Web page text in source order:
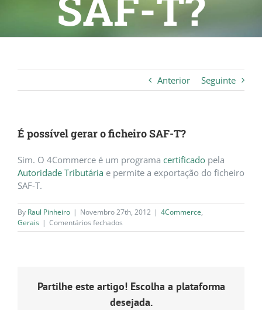
Anterior Seguinte
É possível gerar o ficheiro SAF-T?
Sim. O 4Commerce é um programa certificado pela
Autoridade Tributária e permite a exportação do ficheiro
SAF-T.
By Raul Pinheiro | Novembro 27th, 2012 | 4Commerce,
Gerais | Comentários fechados
É
SAF-
Partilhe este artigo! Escolha a plataforma
desejada.